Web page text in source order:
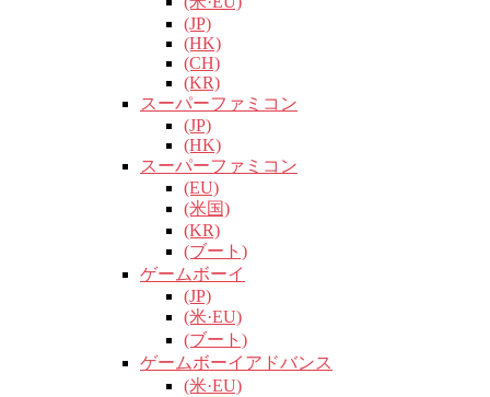
(JP)
(HK)
(CH)
(KR)
スーパーファミコン
(JP)
(HK)
スーパーファミコン
(EU)
(米国)
(KR)
(ブート)
ゲームボーイ
(JP)
(米·EU)
(ブート)
ゲームボーイアドバンス
(米·EU)